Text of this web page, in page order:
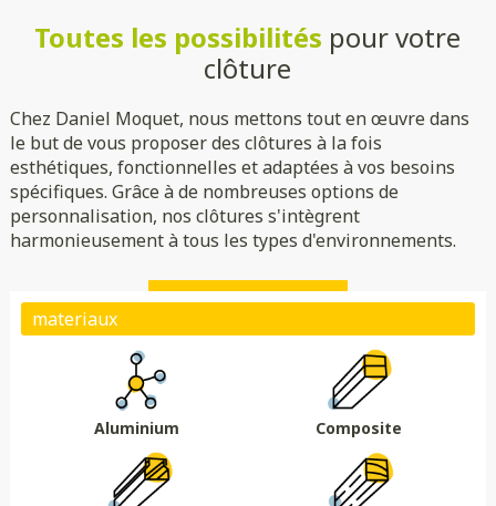
Toutes les possibilités pour votre
clôture
Chez Daniel Moquet, nous mettons tout en œuvre dans
le but de vous proposer des clôtures à la fois
esthétiques, fonctionnelles et adaptées à vos besoins
spécifiques. Grâce à de nombreuses options de
personnalisation, nos clôtures s'intègrent
harmonieusement à tous les types d'environnements.
Aluminium Composite
Plein
Essences de bois
Coloris au choix
DMC 301
DMC 303 B
DMC 304
DMC 305
Barrière acoustique
Tour piscine
Couvertine